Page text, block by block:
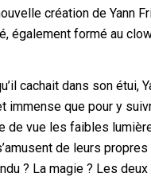
création de Yann
formé au
cachait dans son étui,
immense que pour y
de vue les faibles
de leurs
? La magie ? Les